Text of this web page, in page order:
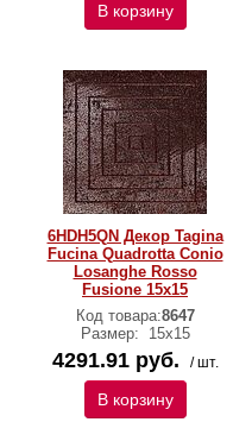
В корзину
6HDH5QN Декор Tagina
Fucina Quadrotta Conio
Losanghe Rosso
Fusione 15x15
Код товара:8647
Размер:
15x15
4291.91 руб. / шт.
В корзину